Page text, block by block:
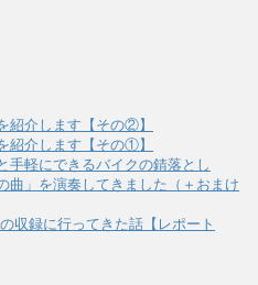
紹介します【その②】
紹介します【その①】
手軽にできるバイクの錆落とし
曲」を演奏してきました（＋おまけ
収録に行ってきた話【レポート